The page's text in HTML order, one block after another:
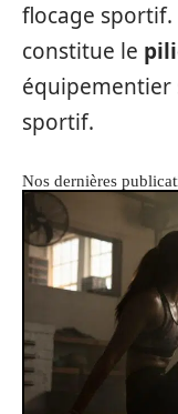
flocage
constitue le
équipementier
sportif.
Nos dernières